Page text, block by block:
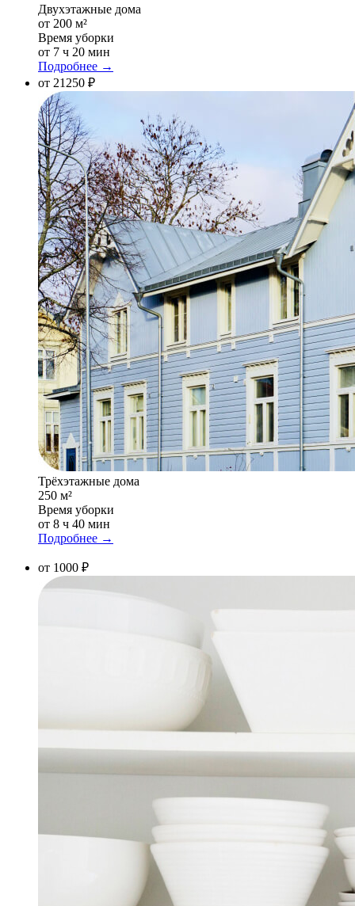
Двухэтажные дома
от 200 м²
Время уборки
от 7 ч 20 мин
Подробнее →
от 21250 ₽
Трёхэтажные дома
250 м²
Время уборки
от 8 ч 40 мин
Подробнее →
от 1000 ₽